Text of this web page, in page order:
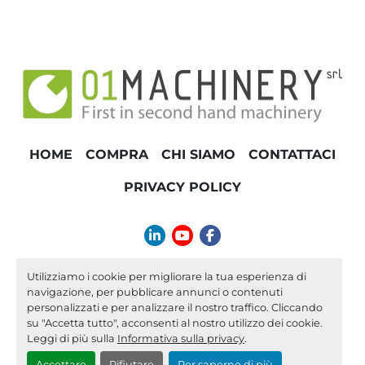
Utilizziamo i cookie per migliorare la tua esperienza di
navigazione, per pubblicare annunci o contenuti
personalizzati e per analizzare il nostro traffico. Cliccando
su "Accetta tutto", acconsenti al nostro utilizzo dei cookie.
Leggi di più sulla Informativa sulla privacy.
HOME COMPRA CHI SIAMO CONTATTACI
PRIVACY POLICY
linkedinyoutubefacebook
info@01machinery.com
Machinio Systemsito web diMachinio
Personalizza le preferenze sui Cookies